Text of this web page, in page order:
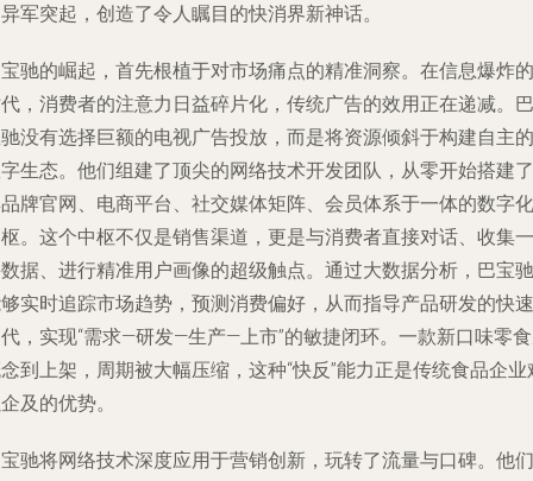
军突起，创造了令人瞩目的快消界新神话。
驰的崛起，首先根植于对市场痛点的精准洞察。在信息爆炸的
，消费者的注意力日益碎片化，传统广告的效用正在递减。巴
没有选择巨额的电视广告投放，而是将资源倾斜于构建自主的
生态。他们组建了顶尖的网络技术开发团队，从零开始搭建了
牌官网、电商平台、社交媒体矩阵、会员体系于一体的数字化
。这个中枢不仅是销售渠道，更是与消费者直接对话、收集一
据、进行精准用户画像的超级触点。通过大数据分析，巴宝驰
实时追踪市场趋势，预测消费偏好，从而指导产品研发的快速
，实现“需求—研发—生产—上市”的敏捷闭环。一款新口味零
到上架，周期被大幅压缩，这种“快反”能力正是传统食品企业
及的优势。
驰将网络技术深度应用于营销创新，玩转了流量与口碑。他们